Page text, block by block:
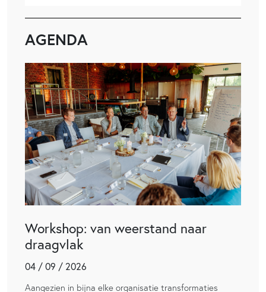
AGENDA
Workshop: van weerstand naar
draagvlak
04 / 09 / 2026
Aangezien in bijna elke organisatie transformaties